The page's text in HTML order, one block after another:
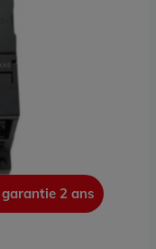
garantie 2 ans